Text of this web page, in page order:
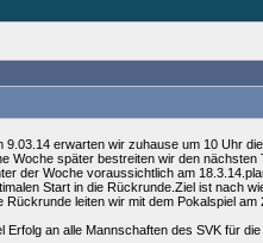
9.03.14 erwarten wir zuhause um 10 Uhr
Woche später bestreiten wir den
der Woche voraussichtlich am
Start in die Rückrunde.Ziel ist nach
Rückrunde leiten wir mit dem Pokalspiel
Erfolg an alle Mannschaften des SVK für